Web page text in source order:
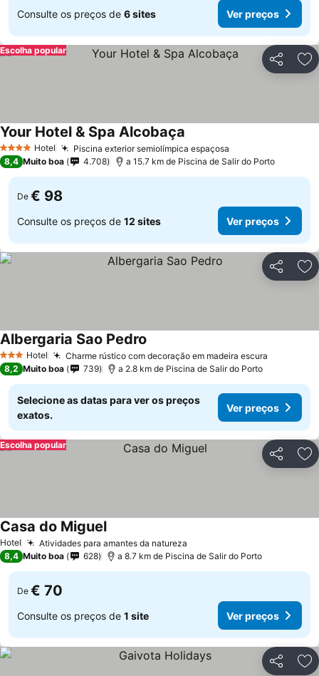
Consulte os preços de 6 sites Ver preços
Partilhar
Escolha popular
4 EstrelasHotel Piscina exterior semiolímpica espaçosa
Your Hotel & Spa Alcobaça
8,4 Muito boa 4.708 a 15.7 km de Piscina de Salir do Porto
De € 98
Consulte os preços de 12 sites Ver preços
Partilhar
3 EstrelasHotel Charme rústico com decoração em madeira escura
Albergaria Sao Pedro
8,2 Muito boa 739 a 2.8 km de Piscina de Salir do Porto
Selecione as datas para ver os preços
exatos.
Ver preços
Partilhar
Escolha popular
Hotel Atividades para amantes da natureza
Casa do Miguel
8,4 Muito boa 628 a 8.7 km de Piscina de Salir do Porto
De € 70
Consulte os preços de 1 site Ver preços
Partilhar